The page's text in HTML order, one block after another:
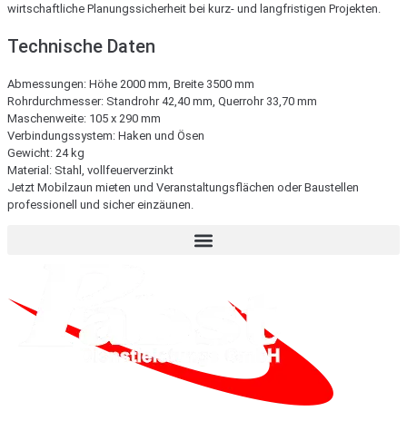
wirtschaftliche Planungssicherheit bei kurz- und langfristigen Projekten.
Technische Daten
Abmessungen: Höhe 2000 mm, Breite 3500 mm
Rohrdurchmesser: Standrohr 42,40 mm, Querrohr 33,70 mm
Maschenweite: 105 x 290 mm
Verbindungssystem: Haken und Ösen
Gewicht: 24 kg
Material: Stahl, vollfeuerverzinkt
Jetzt Mobilzaun mieten und Veranstaltungsflächen oder Baustellen
professionell und sicher einzäunen.